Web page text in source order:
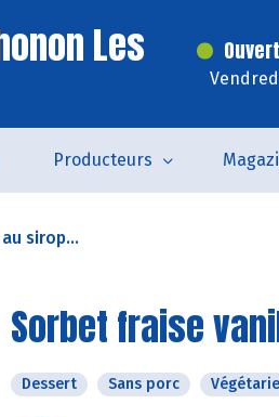
Les
Producteurs
sirop...
Sorbet fraise
Dessert Sans porc